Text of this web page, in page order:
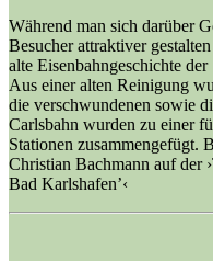
Während man sich darüber
Besucher attraktiver
alte Eisenbahngeschichte
Aus einer alten Reinigung
die verschwundenen sowie
Carlsbahn wurden zu einer
Stationen zusammengefügt.
Christian Bachmann auf der
Bad Karlshafen’‹